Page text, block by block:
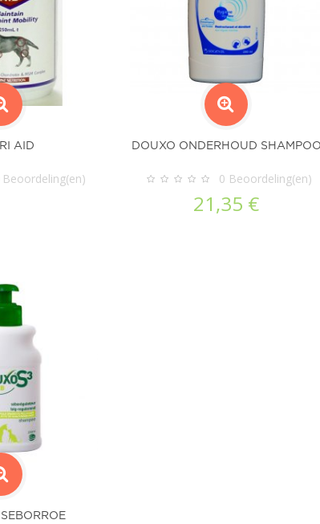
AID
Beoordeling(en)
DOUXO ONDERHOUD SHAMPOO
0 Beoordeling(en)
21,35 €